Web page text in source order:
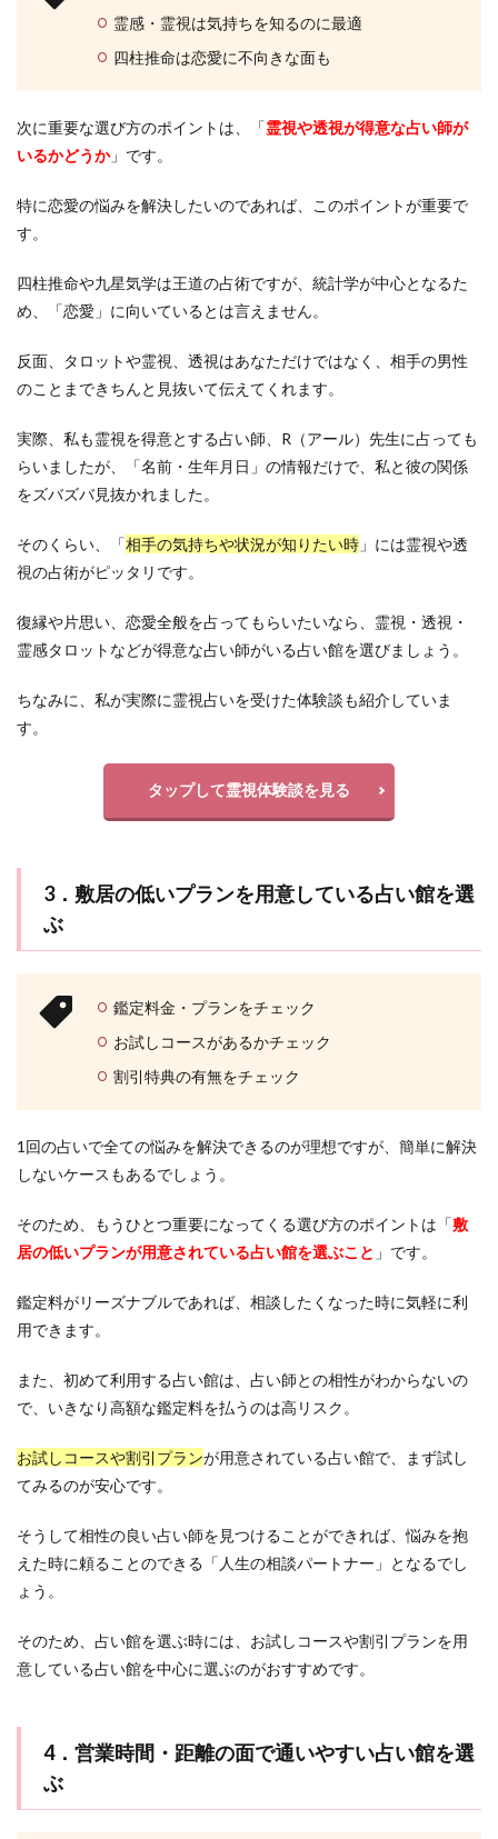
霊感・霊視は気持ちを知るのに最適
四柱推命は恋愛に不向きな面も
次に重要な選び方のポイントは、「霊視や透視が得意な占い師が
いるかどうか」です。
特に恋愛の悩みを解決したいのであれば、このポイントが重要で
す。
四柱推命や九星気学は王道の占術ですが、統計学が中心となるた
め、「恋愛」に向いているとは言えません。
反面、タロットや霊視、透視はあなただけではなく、相手の男性
のことまできちんと見抜いて伝えてくれます。
実際、私も霊視を得意とする占い師、R（アール）先生に占っても
らいましたが、「名前・生年月日」の情報だけで、私と彼の関係
をズバズバ見抜かれました。
そのくらい、「相手の気持ちや状況が知りたい時 」には霊視や透
視の占術がピッタリです。
復縁や片思い、恋愛全般を占ってもらいたいなら、霊視・透視・
霊感タロットなどが得意な占い師がいる占い館を選びましょう。
ちなみに、私が実際に霊視占いを受けた体験談も紹介していま
す。
タップして霊視体験談を見る
3．敷居の低いプランを用意している占い館を選
ぶ
鑑定料金・プランをチェック
お試しコースがあるかチェック
割引特典の有無をチェック
1回の占いで全ての悩みを解決できるのが理想ですが、簡単に解決
しないケースもあるでしょう。
そのため、もうひとつ重要になってくる選び方のポイントは「敷
居の低いプランが用意されている占い館を選ぶこと 」です。
鑑定料がリーズナブルであれば、相談したくなった時に気軽に利
用できます。
また、初めて利用する占い館は、占い師との相性がわからないの
で、いきなり高額な鑑定料を払うのは高リスク。
お試しコースや割引プランが用意されている占い館で、まず試し
てみるのが安心です。
そうして相性の良い占い師を見つけることができれば、悩みを抱
えた時に頼ることのできる「人生の相談パートナー」となるでし
ょう。
そのため、占い館を選ぶ時には、お試しコースや割引プランを用
意している占い館を中心に選ぶのがおすすめです。
4．営業時間・距離の面で通いやすい占い館を選
ぶ